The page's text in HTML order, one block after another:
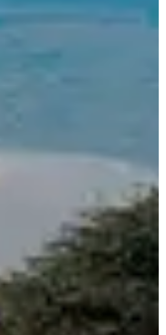
la voie Umbwe, réputée
de 1 770 € (3 fois 590€),
et transferts locaux.
jours pour prolonger
un cadre sécurisé et
luxuriantes aux glaciers